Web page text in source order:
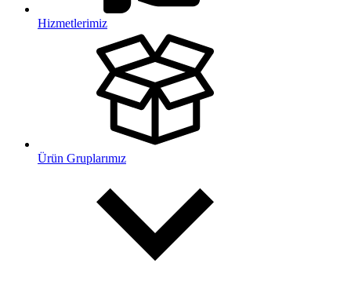
Hizmetlerimiz
Ürün Gruplarımız